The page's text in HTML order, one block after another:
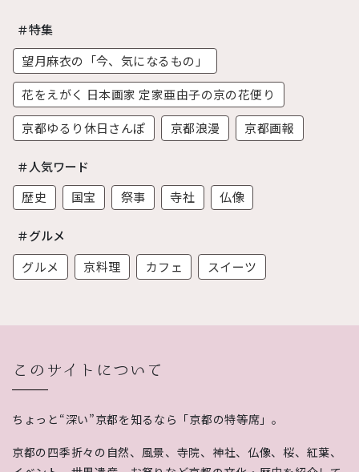
＃特集
望月麻衣の「今、気になるもの」
花をえがく 日本画家 定家亜由子の京の花便り
京都ゆるり休日さんぽ
京都浪漫 京都画報
＃人気ワード
歴史
国宝 祭事 寺社 仏像
＃グルメ
グルメ
京料理 カフェ スイーツ
このサイトについて
ちょっと“深い”京都を知るなら「京都の特等席」。
京都の四季折々の自然、風景、寺院、神社、仏像、桜、紅葉、